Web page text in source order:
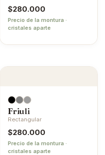
$280.000
Precio de la montura ·
cristales aparte
Friuli
Rectangular
$280.000
Precio de la montura ·
cristales aparte